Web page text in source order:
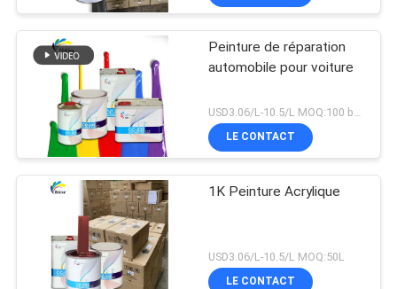
Peinture de réparation
automobile pour voiture
LE CONTACT
1K Peinture Acrylique
USD3.06/L-10.5/L MOQ:50L
LE CONTACT